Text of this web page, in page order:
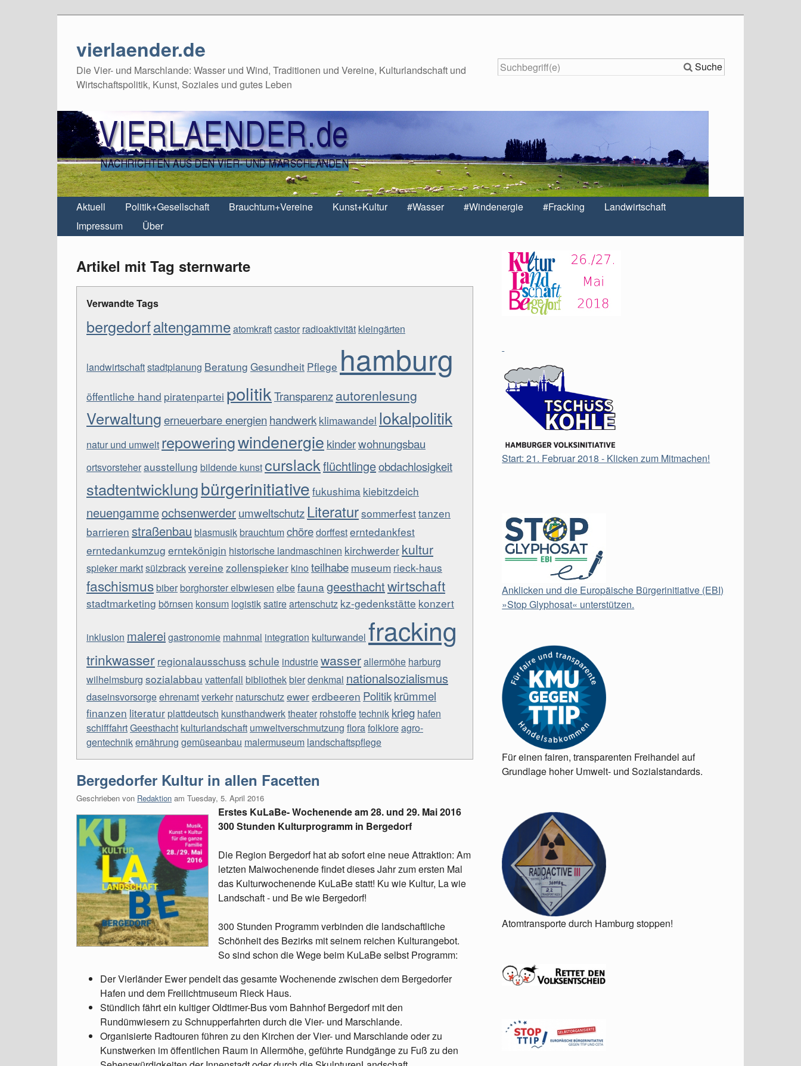
vierlaender.de
Die Vier- und Marschlande: Wasser und Wind, Traditionen und Vereine, Kulturlandschaft und
Wirtschaftspolitik, Kunst, Soziales und gutes Leben
Suche
Aktuell Politik+Gesellschaft Brauchtum+Vereine Kunst+Kultur #Wasser #Windenergie #Fracking
Landwirtschaft
Impressum
Über
Artikel mit Tag sternwarte
Verwandte Tags
bergedorfaltengammeatomkraftcastor radioaktivität kleingärten
landwirtschaftstadtplanung Beratung Gesundheit Pflege hamburg
öffentliche hand piratenpartei politikTransparenzautorenlesung
Verwaltungerneuerbare energien handwerk klimawandel lokalpolitik
natur und umwelt repoweringwindenergie kinderwohnungsbau
ortsvorsteherausstellung bildende kunstcurslackflüchtlingeobdachlosigkeit
stadtentwicklungbürgerinitiative fukushima kiebitzdeich
neuengammeochsenwerderumweltschutz Literatursommerfesttanzen
barrieren straßenbau blasmusikbrauchtumchöredorffesterntedankfest
erntedankumzug erntekönigin historische landmaschinen kirchwerder kultur
spieker marktsülzbrackvereine zollenspieker kino teilhabe museum rieck-haus
faschismusbiberborghorster elbwiesen elbefaunageesthachtwirtschaft
stadtmarketing börnsen konsum logistiksatireartenschutz kz-gedenkstätte konzert
inklusion malereigastronomie mahnmal integration kulturwandel fracking
trinkwasser regionalausschuss schule industriewasserallermöhe harburg
wilhelmsburg sozialabbau vattenfall bibliothekbierdenkmal nationalsozialismus
daseinsvorsorgeehrenamtverkehr naturschutzewererdbeeren Politikkrümmel
finanzen literatur plattdeutsch kunsthandwerktheater rohstoffetechnik krieg hafen
schifffahrtGeesthacht kulturlandschaft umweltverschmutzung florafolkloreagro-
gentechnikernährung gemüseanbau malermuseum landschaftspflege
Bergedorfer Kultur in allen Facetten
Geschrieben von Redaktion am Tuesday, 5. April 2016
Erstes KuLaBe- Wochenende am 28. und 29. Mai 2016
300 Stunden Kulturprogramm in Bergedorf
Die Region Bergedorf hat ab sofort eine neue Attraktion: Am
letzten Maiwochenende findet dieses Jahr zum ersten Mal
das Kulturwochenende KuLaBe statt! Ku wie Kultur, La wie
Landschaft - und Be wie Bergedorf!
300 Stunden Programm verbinden die landschaftliche
Schönheit des Bezirks mit seinem reichen Kulturangebot.
So sind schon die Wege beim KuLaBe selbst Programm:
Der Vierländer Ewer pendelt das gesamte Wochenende zwischen dem Bergedorfer
Hafen und dem Freilichtmuseum Rieck Haus.
Stündlich fährt ein kultiger Oldtimer-Bus vom Bahnhof Bergedorf mit den
Rundümwiesern zu Schnupperfahrten durch die Vier- und Marschlande.
Organisierte Radtouren führen zu den Kirchen der Vier- und Marschlande oder zu
Kunstwerken im öffentlichen Raum in Allermöhe, geführte Rundgänge zu Fuß zu den
Start: 21. Februar 2018 - Klicken zum Mitmachen!
Anklicken und die Europäische Bürgerinitiative (EBI)
»Stop Glyphosat« unterstützen.
Für einen fairen, transparenten Freihandel auf
Grundlage hoher Umwelt- und Sozialstandards.
Atomtransporte durch Hamburg stoppen!